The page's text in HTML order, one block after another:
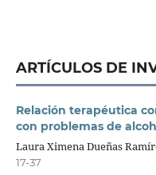
ARTÍCULOS DE
Relación terapéutica
con problemas de
Laura Ximena Dueñas
17-37